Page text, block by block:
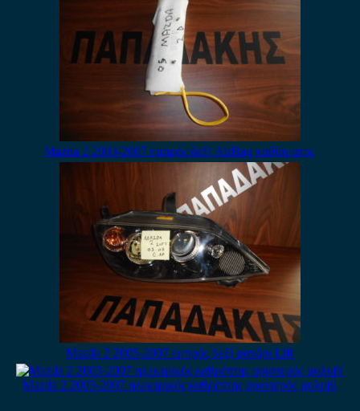
Mazda 2 2003-2007 εμπρός δεξί AirBag καθίσματος
Mazda 2 2005-2007 εμπρός δεξί φανάρι Lift
Mazda 2 2003-2007 ηλεκτρικός καθρέπτης αριστερός μολυβί